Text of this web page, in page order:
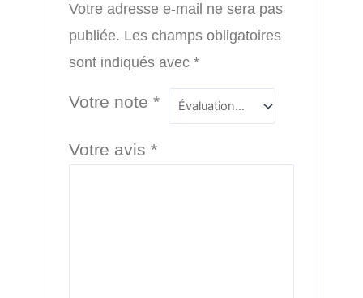
Votre adresse e-mail ne sera pas
publiée. Les champs obligatoires
sont indiqués avec*
Votre note*
Votre avis*